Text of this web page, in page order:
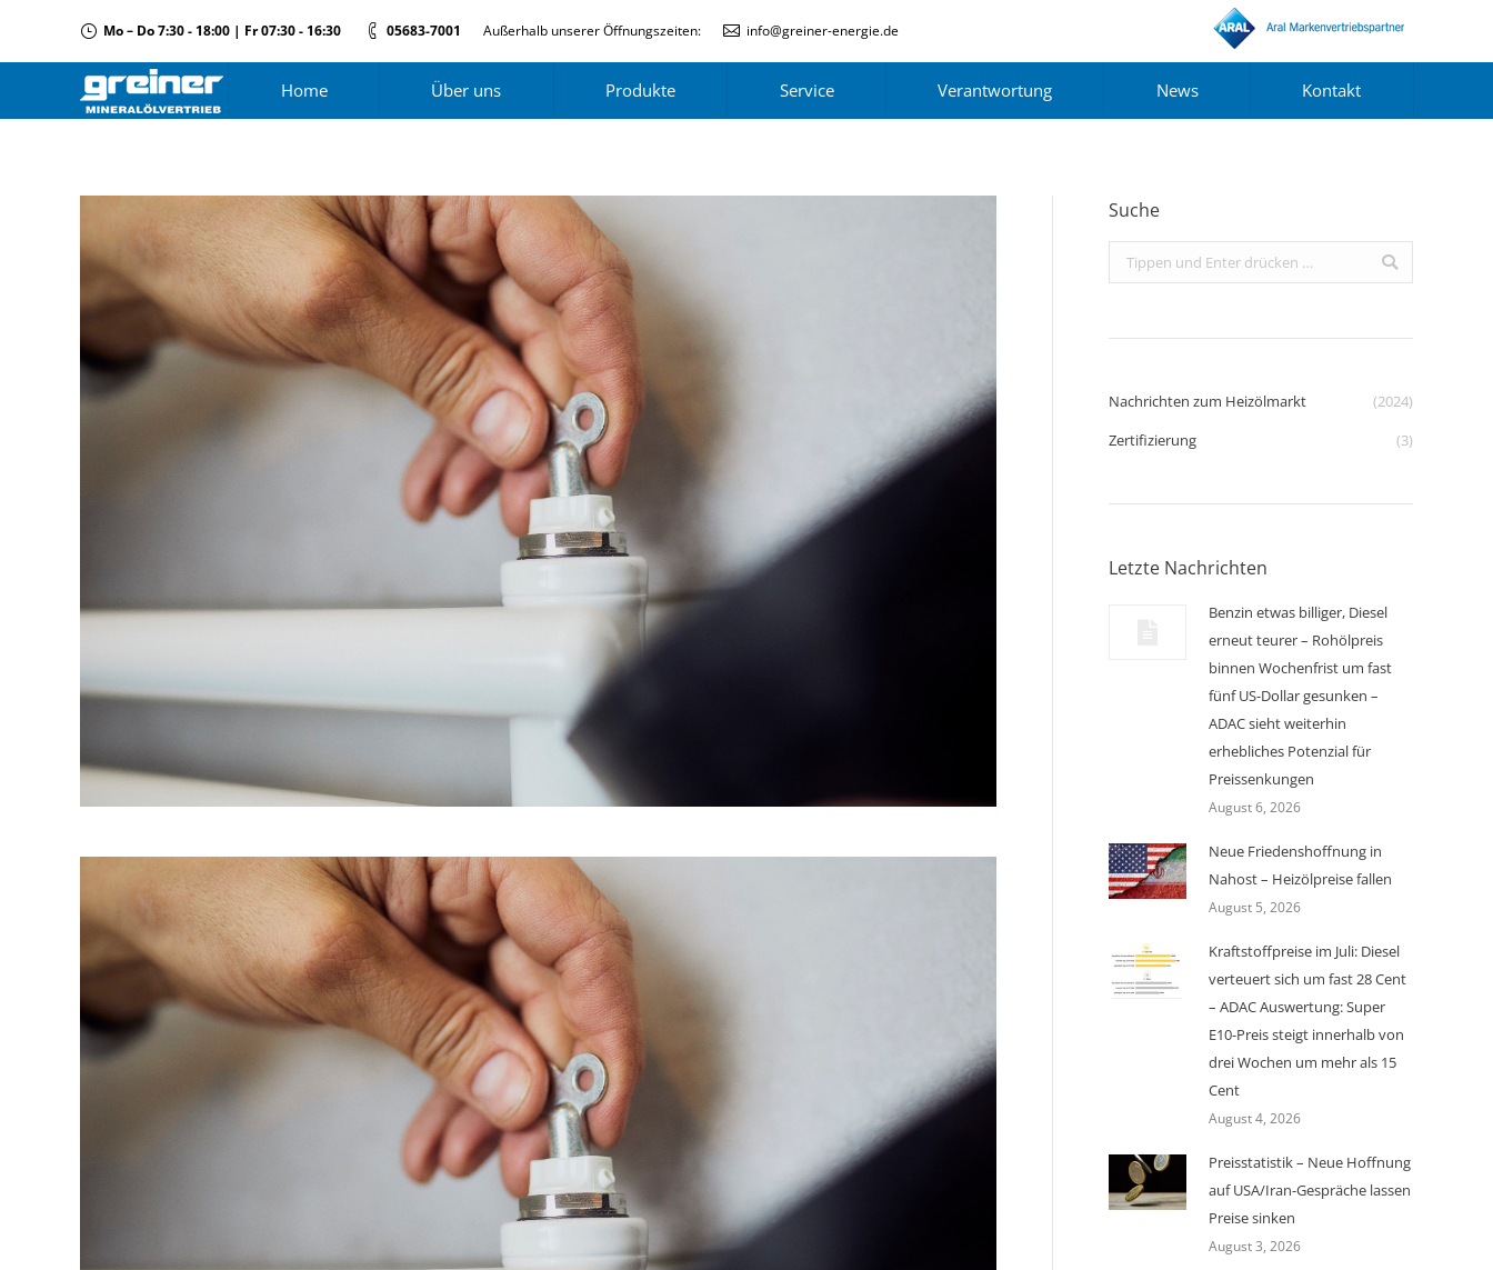
Mo – Do 7:30 - 18:00 | Fr 07:30 - 16:30 05683-7001 Außerhalb unserer Öffnungszeiten: info@greiner-energie.de
Home Über uns Produkte Service Verantwortung News Kontakt
Suche
Search:
Nachrichten zum Heizölmarkt
(2024)
Zertifizierung
(3)
Letzte Nachrichten
Benzin etwas billiger, Diesel
erneut teurer – Rohölpreis
binnen Wochenfrist um fast
fünf US-Dollar gesunken –
ADAC sieht weiterhin
erhebliches Potenzial für
Preissenkungen
August 6, 2026
Neue Friedenshoffnung in
Nahost – Heizölpreise fallen
August 5, 2026
Kraftstoffpreise im Juli: Diesel
verteuert sich um fast 28 Cent
– ADAC Auswertung: Super
E10-Preis steigt innerhalb von
drei Wochen um mehr als 15
Cent
August 4, 2026
Preisstatistik – Neue Hoffnung
auf USA/Iran-Gespräche lassen
Preise sinken
August 3, 2026